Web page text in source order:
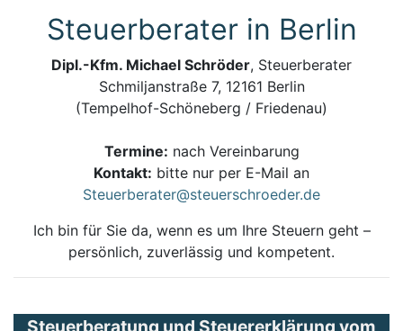
Steuerberater in Berlin
Dipl.-Kfm. Michael Schröder, Steuerberater
Schmiljanstraße 7, 12161 Berlin
(Tempelhof-Schöneberg / Friedenau)
Termine: nach Vereinbarung
Kontakt: bitte nur per E-Mail an
Steuerberater@steuerschroeder.de
Ich bin für Sie da, wenn es um Ihre Steuern geht –
persönlich, zuverlässig und kompetent.
Steuerberatung und Steuererklärung vom